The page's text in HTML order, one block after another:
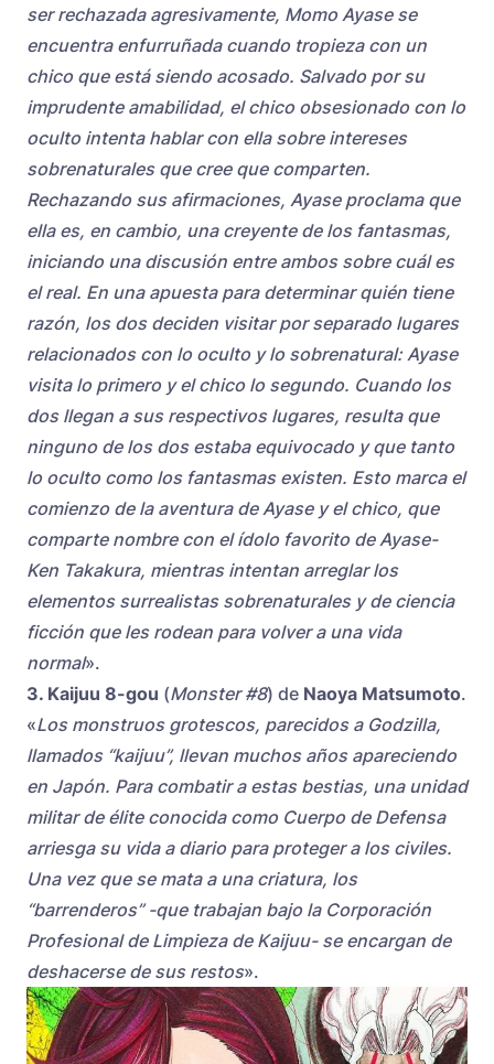
ser rechazada agresivamente, Momo Ayase se
encuentra enfurruñada cuando tropieza con un
chico que está siendo acosado. Salvado por su
imprudente amabilidad, el chico obsesionado con lo
oculto intenta hablar con ella sobre intereses
sobrenaturales que cree que comparten.
Rechazando sus afirmaciones, Ayase proclama que
ella es, en cambio, una creyente de los fantasmas,
iniciando una discusión entre ambos sobre cuál es
el real. En una apuesta para determinar quién tiene
razón, los dos deciden visitar por separado lugares
relacionados con lo oculto y lo sobrenatural: Ayase
visita lo primero y el chico lo segundo. Cuando los
dos llegan a sus respectivos lugares, resulta que
ninguno de los dos estaba equivocado y que tanto
lo oculto como los fantasmas existen. Esto marca el
comienzo de la aventura de Ayase y el chico, que
comparte nombre con el ídolo favorito de Ayase-
Ken Takakura, mientras intentan arreglar los
elementos surrealistas sobrenaturales y de ciencia
ficción que les rodean para volver a una vida
normal».
3. Kaijuu 8-gou (Monster #8) de Naoya Matsumoto.
«Los monstruos grotescos, parecidos a Godzilla,
llamados “kaijuu”, llevan muchos años apareciendo
en Japón. Para combatir a estas bestias, una unidad
militar de élite conocida como Cuerpo de Defensa
arriesga su vida a diario para proteger a los civiles.
Una vez que se mata a una criatura, los
“barrenderos” -que trabajan bajo la Corporación
Profesional de Limpieza de Kaijuu- se encargan de
deshacerse de sus restos».